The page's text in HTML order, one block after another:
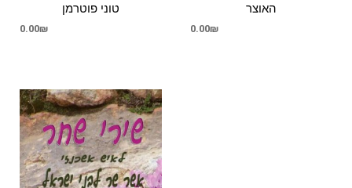
טוני פוטרמן
0.00₪
האוצר
0.00₪